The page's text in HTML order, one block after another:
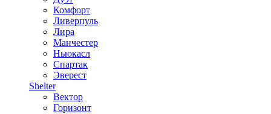
Комфорт
Ливерпуль
Лира
Манчестер
Ньюкасл
Спартак
Эверест
Shelter
Вектор
Горизонт